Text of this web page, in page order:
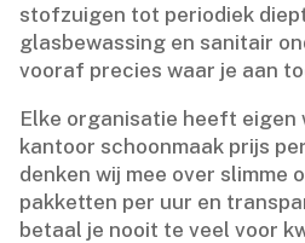
stofzuigen tot periodiek
glasbewassing en sanitair
vooraf precies waar je aan
Elke organisatie heeft eigen
kantoor schoonmaak prijs
denken wij mee over slimme
pakketten per uur en
betaal je nooit te veel voor